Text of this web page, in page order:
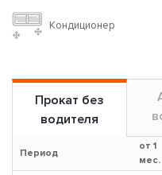
Кондиционер
Прокат без
водителя
Период
от 1
мес.